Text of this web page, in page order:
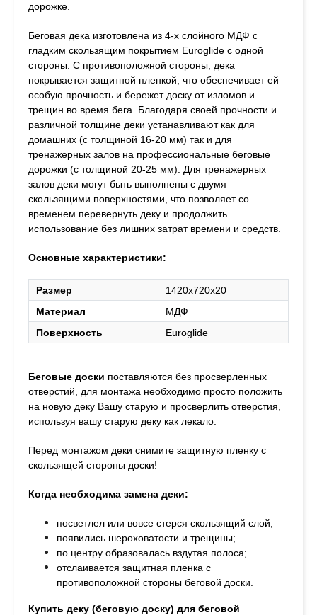
дорожке.
Беговая дека изготовлена из 4-х слойного МДФ с
гладким скользящим покрытием Euroglide с одной
стороны. С противоположной стороны, дека
покрывается защитной пленкой, что обеспечивает ей
особую прочность и бережет доску от изломов и
трещин во время бега. Благодаря своей прочности и
различной толщине деки устанавливают как для
домашних (с толщиной 16-20 мм) так и для
тренажерных залов на профессиональные беговые
дорожки (с толщиной 20-25 мм). Для тренажерных
залов деки могут быть выполнены с двумя
скользящими поверхностями, что позволяет со
временем перевернуть деку и продолжить
использование без лишних затрат времени и средств.
Основные характеристики:
Размер
1420х720х20
Материал
МДФ
Поверхность
Euroglide
Беговые доски поставляются без просверленных
отверстий, для монтажа необходимо просто положить
на новую деку Вашу старую и просверлить отверстия,
используя вашу старую деку как лекало.
Перед монтажом деки снимите защитную пленку с
скользящей стороны доски!
Когда необходима замена деки:
посветлел или вовсе стерся скользящий слой;
появились шероховатости и трещины;
по центру образовалась вздутая полоса;
отслаивается защитная пленка с
противоположной стороны беговой доски.
Купить деку (беговую доску) для беговой